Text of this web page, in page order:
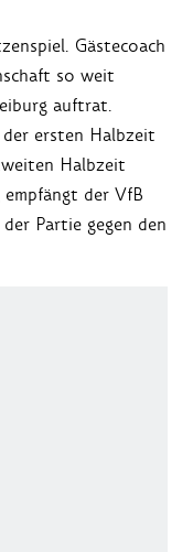
Gästecoach
so weit
auftrat.
ersten Halbzeit
Halbzeit
empfängt der VfB
Partie gegen den